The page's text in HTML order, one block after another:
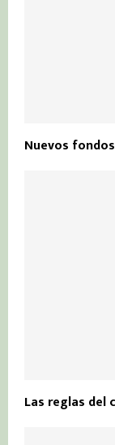
Nuevos
Las reglas del